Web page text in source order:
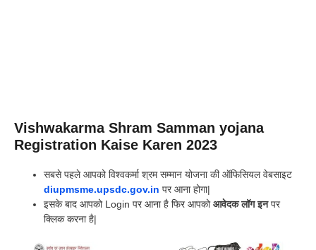
Vishwakarma Shram Samman yojana
Registration Kaise Karen 2023
सबसे पहले आपको विश्वकर्मा श्रम सम्मान योजना की ऑफिसियल वेबसाइट
diupmsme.upsdc.gov.in पर आना होगा|
इसके बाद आपको Login पर आना है फिर आपकोआवेदक लॉग इनपर
क्लिक करना है|